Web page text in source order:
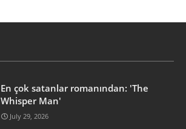
En çok satanlar romanından: 'The
Whisper Man'
July 29, 2026